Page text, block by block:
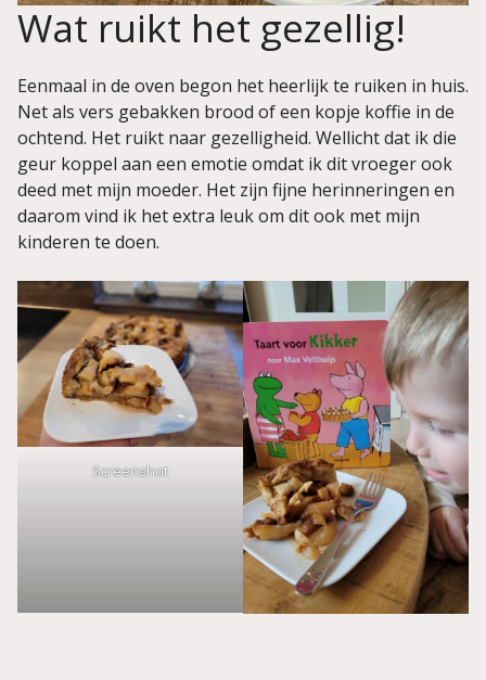
Wat ruikt het gezellig!
Eenmaal in de oven begon het heerlijk te ruiken in huis.
Net als vers gebakken brood of een kopje koffie in de
ochtend. Het ruikt naar gezelligheid. Wellicht dat ik die
geur koppel aan een emotie omdat ik dit vroeger ook
deed met mijn moeder. Het zijn fijne herinneringen en
daarom vind ik het extra leuk om dit ook met mijn
kinderen te doen.
Screenshot